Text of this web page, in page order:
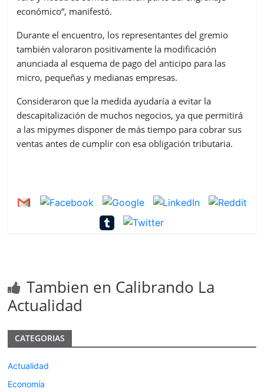
económico“, manifestó.
Durante el encuentro, los representantes del gremio
también valoraron positivamente la modificación
anunciada al esquema de pago del anticipo para las
micro, pequeñas y medianas empresas.
Consideraron que la medida ayudaría a evitar la
descapitalización de muchos negocios, ya que permitirá
a las mipymes disponer de más tiempo para cobrar sus
ventas antes de cumplir con esa obligación tributaria.
Tambien en Calibrando La
Actualidad
CATEGORIAS
Actualidad
Economía